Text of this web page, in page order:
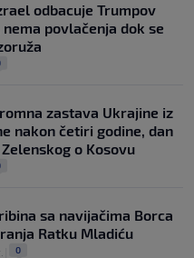
odbacuje Trumpov
nema povlačenja dok se
zastava Ukrajine iz
nakon četiri godine, dan
o Kosovu
sa navijačima Borca
Ratku Mladiću
0